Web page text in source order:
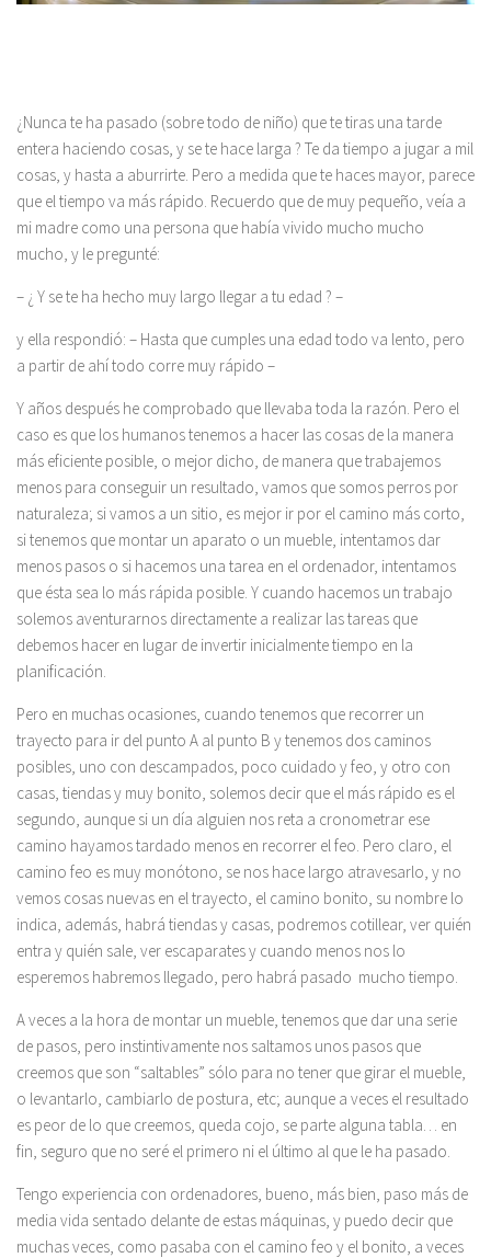
¿Nunca te ha pasado (sobre todo de niño) que te tiras una tarde
entera haciendo cosas, y se te hace larga ? Te da tiempo a jugar a mil
cosas, y hasta a aburrirte. Pero a medida que te haces mayor, parece
que el tiempo va más rápido. Recuerdo que de muy pequeño, veía a
mi madre como una persona que había vivido mucho mucho
mucho, y le pregunté:
– ¿ Y se te ha hecho muy largo llegar a tu edad ? –
y ella respondió: – Hasta que cumples una edad todo va lento, pero
a partir de ahí todo corre muy rápido –
Y años después he comprobado que llevaba toda la razón. Pero el
caso es que los humanos tenemos a hacer las cosas de la manera
más eficiente posible, o mejor dicho, de manera que trabajemos
menos para conseguir un resultado, vamos que somos perros por
naturaleza; si vamos a un sitio, es mejor ir por el camino más corto,
si tenemos que montar un aparato o un mueble, intentamos dar
menos pasos o si hacemos una tarea en el ordenador, intentamos
que ésta sea lo más rápida posible. Y cuando hacemos un trabajo
solemos aventurarnos directamente a realizar las tareas que
debemos hacer en lugar de invertir inicialmente tiempo en la
planificación.
Pero en muchas ocasiones, cuando tenemos que recorrer un
trayecto para ir del punto A al punto B y tenemos dos caminos
posibles, uno con descampados, poco cuidado y feo, y otro con
casas, tiendas y muy bonito, solemos decir que el más rápido es el
segundo, aunque si un día alguien nos reta a cronometrar ese
camino hayamos tardado menos en recorrer el feo. Pero claro, el
camino feo es muy monótono, se nos hace largo atravesarlo, y no
vemos cosas nuevas en el trayecto, el camino bonito, su nombre lo
indica, además, habrá tiendas y casas, podremos cotillear, ver quién
entra y quién sale, ver escaparates y cuando menos nos lo
esperemos habremos llegado, pero habrá pasado mucho tiempo.
A veces a la hora de montar un mueble, tenemos que dar una serie
de pasos, pero instintivamente nos saltamos unos pasos que
creemos que son “saltables” sólo para no tener que girar el mueble,
o levantarlo, cambiarlo de postura, etc; aunque a veces el resultado
es peor de lo que creemos, queda cojo, se parte alguna tabla… en
fin, seguro que no seré el primero ni el último al que le ha pasado.
Tengo experiencia con ordenadores, bueno, más bien, paso más de
media vida sentado delante de estas máquinas, y puedo decir que
muchas veces, como pasaba con el camino feo y el bonito, a veces